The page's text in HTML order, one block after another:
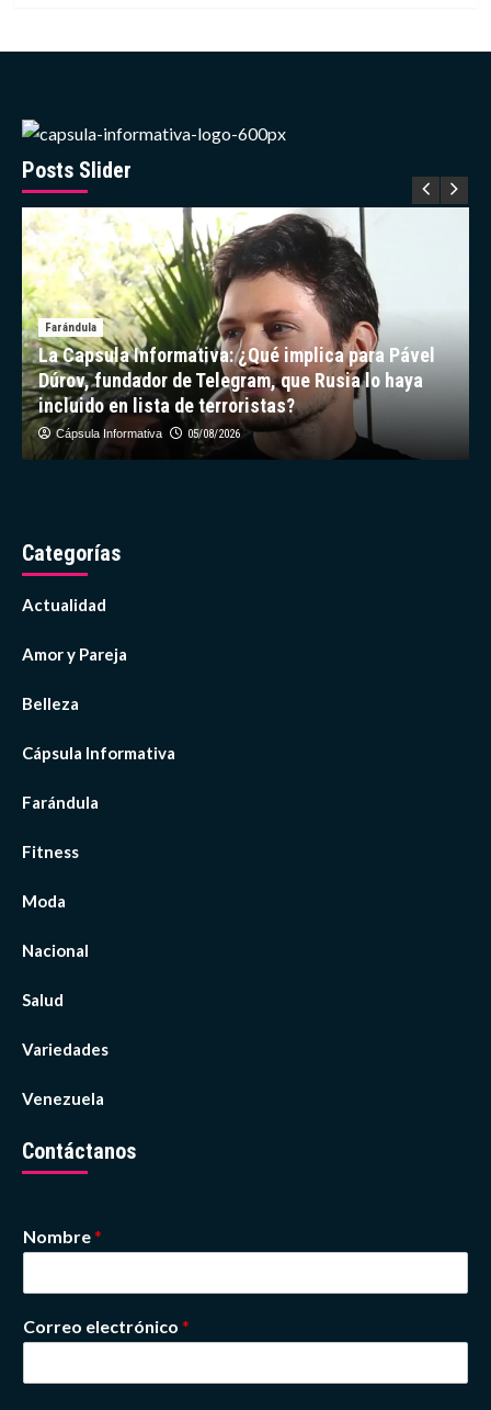
en
sus
vacaciones
Cartagena
Posts Slider
Farándula
La Capsula Informativa: ¿Qué implica para Pável
Dúrov, fundador de Telegram, que Rusia lo haya
incluido en lista de terroristas?
Cápsula Informativa 05/08/2026
Categorías
Actualidad
Amor y Pareja
Belleza
Cápsula Informativa
Farándula
Fitness
Moda
Nacional
Salud
Variedades
Venezuela
Contáctanos
Nombre*
Correo electrónico *